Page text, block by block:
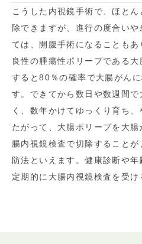
こうした内視鏡手術で、ほと
除できますが、進行の度合い
ては、開腹手術になることもあ
良性の腫瘍性ポリープである
すると80％の確率で大腸がん
す。できてから数日や数週間
く、数年かけてゆっくり育ち
たがって、大腸ポリープを大
腸内視鏡検査で切除すること
防法といえます。健康診断や年
定期的に大腸内視鏡検査を受け